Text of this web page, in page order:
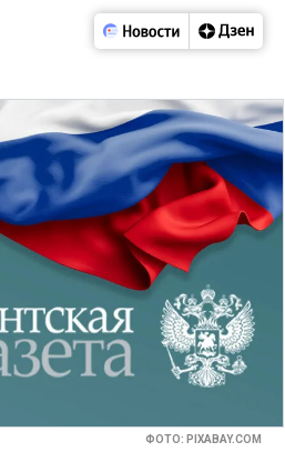
ФОТО: PIXABAY.COM